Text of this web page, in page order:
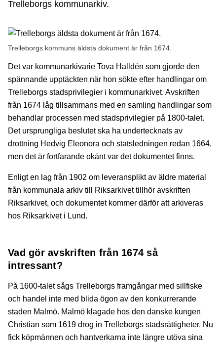
Trelleborgs kommunarkiv.
Trelleborgs kommuns äldsta dokument är från 1674.
Det var kommunarkivarie Tova Halldén som gjorde den
spännande upptäckten när hon sökte efter handlingar om
Trelleborgs stadsprivilegier i kommunarkivet. Avskriften
från 1674 låg tillsammans med en samling handlingar som
behandlar processen med stadsprivilegier på 1800-talet.
Det ursprungliga beslutet ska ha undertecknats av
drottning Hedvig Eleonora och statsledningen redan 1664,
men det är fortfarande okänt var det dokumentet finns.
Enligt en lag från 1902 om leveransplikt av äldre material
från kommunala arkiv till Riksarkivet tillhör avskriften
Riksarkivet, och dokumentet kommer därför att arkiveras
hos Riksarkivet i Lund.
Vad gör avskriften från 1674 så
intressant?
På 1600-talet sågs Trelleborgs framgångar med sillfiske
och handel inte med blida ögon av den konkurrerande
staden Malmö. Malmö klagade hos den danske kungen
Christian som 1619 drog in Trelleborgs stadsrättigheter. Nu
fick köpmännen och hantverkarna inte längre utöva sina